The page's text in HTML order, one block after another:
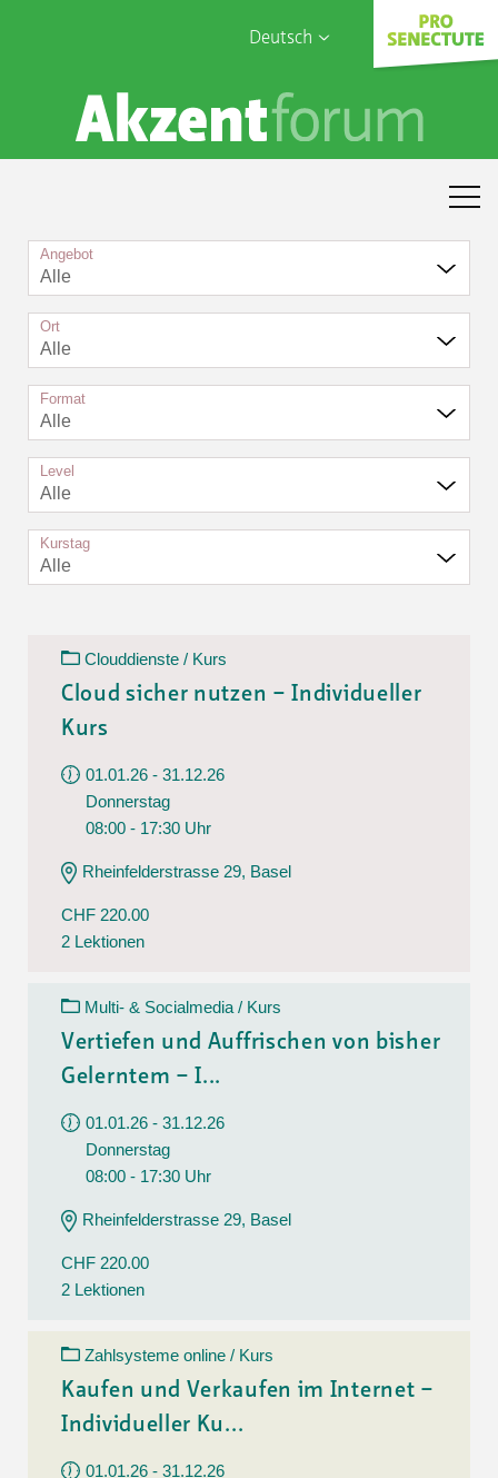
Deutsch
English
Français
Sophia Care
Angebot
Alle
Ort
Alle
Format
Alle
Level
Alle
Kurstag
Alle
Clouddienste / Kurs
Cloud sicher nutzen – Individueller
Kurs
01.01.26 - 31.12.26
Donnerstag
08:00 - 17:30 Uhr
Rheinfelderstrasse 29, Basel
CHF 220.00
2 Lektionen
Multi- & Socialmedia / Kurs
Vertiefen und Auffrischen von bisher
Gelerntem – I...
01.01.26 - 31.12.26
Donnerstag
08:00 - 17:30 Uhr
Rheinfelderstrasse 29, Basel
CHF 220.00
2 Lektionen
Zahlsysteme online / Kurs
Kaufen und Verkaufen im Internet –
Individueller Ku...
01.01.26 - 31.12.26